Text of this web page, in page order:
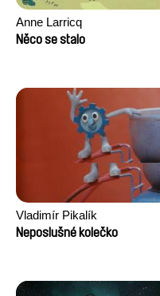
Anne Larricq
Něco se stalo
Vladimír Pikalík
Neposlušné kolečko